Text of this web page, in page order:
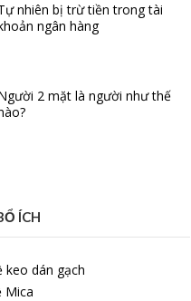
nhiên bị trừ tiền trong tài
ngân hàng
2 mặt là người như thế
ÍCH
keo dán gạch
Mica